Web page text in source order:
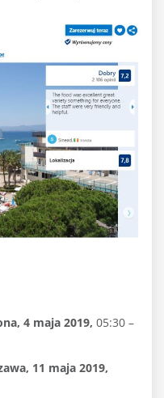
4 maja 2019, 05:30 –
11 maja 2019,